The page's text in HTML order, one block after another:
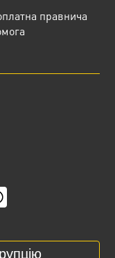
правнича